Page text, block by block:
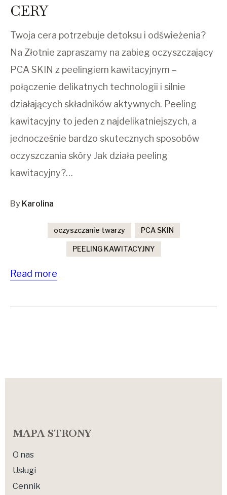
CERY
Twoja cera potrzebuje detoksu i odświeżenia?
Na Złotnie zapraszamy na zabieg oczyszczający
PCA SKIN z peelingiem kawitacyjnym –
połączenie delikatnych technologii i silnie
działających składników aktywnych. Peeling
kawitacyjny to jeden z najdelikatniejszych, a
jednocześnie bardzo skutecznych sposobów
oczyszczania skóry Jak działa peeling
kawitacyjny?…
By Karolina
oczyszczanie twarzy PCA SKIN
PEELING KAWITACYJNY
Read more
MAPA STRONY
O nas
Usługi
Cennik